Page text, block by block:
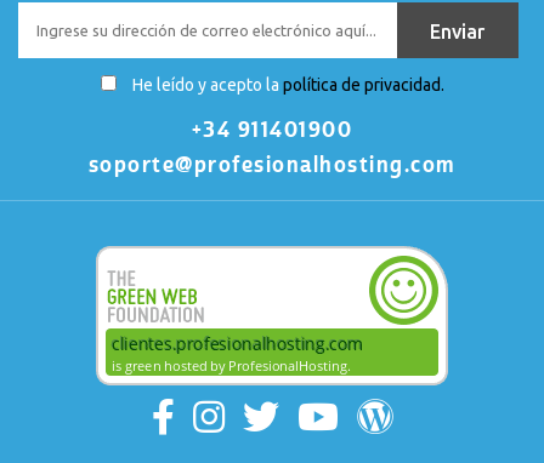
He leído y acepto la política de privacidad.
+34 911401900
soporte@profesionalhosting.com